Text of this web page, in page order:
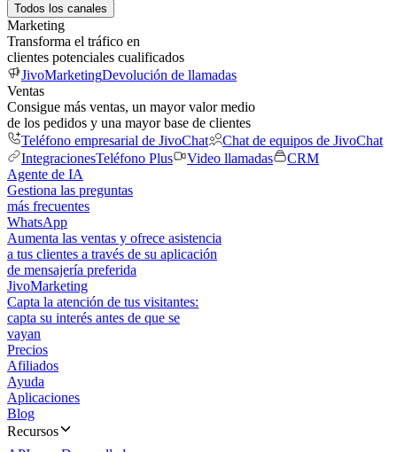
Todos los canales
Marketing
Transforma el tráfico en
clientes potenciales cualificados
JivoMarketingDevolución de llamadas
Ventas
Consigue más ventas, un mayor valor medio
de los pedidos y una mayor base de clientes
Teléfono empresarial de JivoChat
Chat de equipos de JivoChat
IntegracionesTeléfono Plus Video llamadas
CRM
Agente de IA
Gestiona las preguntas
más frecuentes
WhatsApp
Aumenta las ventas y ofrece asistencia
a tus clientes a través de su aplicación
de mensajería preferida
JivoMarketing
Capta la atención de tus visitantes:
capta su interés antes de que se
vayan
Precios
Afiliados
Ayuda
Aplicaciones
Blog
Recursos